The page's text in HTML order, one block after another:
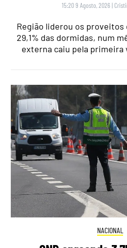
15:20 9 Agosto, 2026 |
Região liderou os
29,1% das dormidas, num
externa caiu pela primeira
NACIONAL